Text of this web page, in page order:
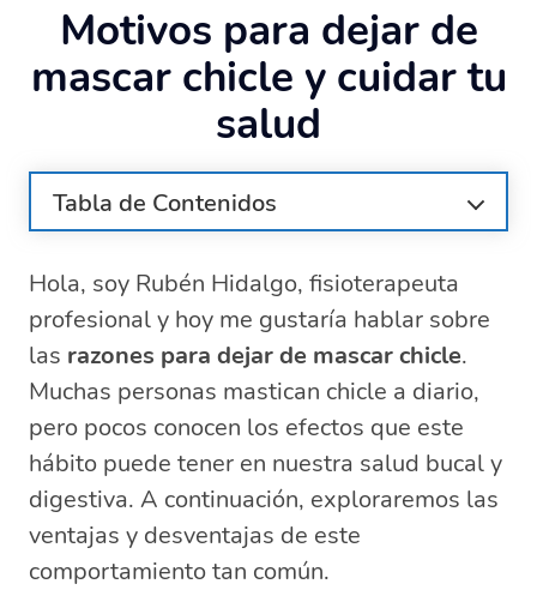
Motivos para dejar de
mascar chicle y cuidar tu
salud
Tabla de Contenidos
chicle?
Ventajas y desventajas de mascar chicle
¿Es bueno masticar chicle?
¿Qué ingredientes tiene el chicle?
¿Qué problemas digestivos puede causar
el chicle?
Preguntas relacionadas sobre los motivos
para dejar de mascar chicle
¿Qué problemas causa masticar
chicle?
Hola, soy Rubén Hidalgo, fisioterapeuta
profesional y hoy me gustaría hablar sobre
las razones para dejar de mascar chicle.
Muchas personas mastican chicle a diario,
pero pocos conocen los efectos que este
hábito puede tener en nuestra salud bucal y
digestiva. A continuación, exploraremos las
ventajas y desventajas de este
comportamiento tan común.